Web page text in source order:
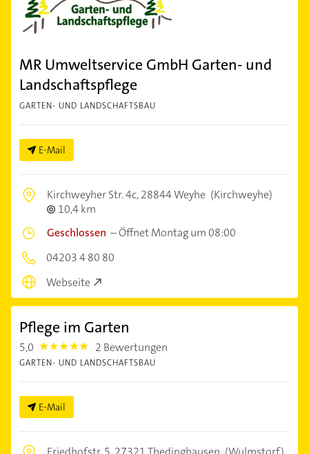
MR Umweltservice GmbH Garten- und
Landschaftspflege
GARTEN- UND LANDSCHAFTSBAU
E-Mail
Kirchweyher Str. 4c,28844 Weyhe (Kirchweyhe)
10,4 km
Geschlossen –Öffnet Montag um 08:00
04203 4 80 80
Webseite
Pflege im Garten
5,0 5.0 2 Bewertungen
GARTEN- UND LANDSCHAFTSBAU
E-Mail